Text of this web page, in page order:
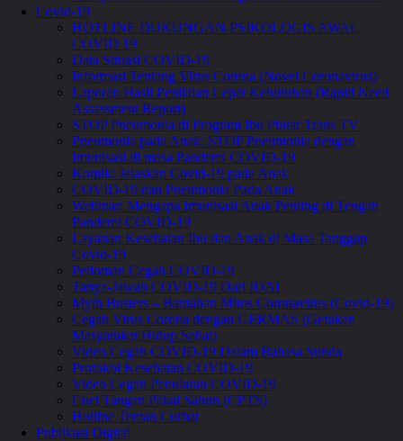
Covid-19
HOTLINE DUKUNGAN PSIKOLOGIS AWAL
COVID 19
Data Situasi COVID-19
Informasi Tentang Virus Corona (Novel Coronavirus)
Laporan Hasil Penilaian Cepat Kebutuhan (Rapid Need
Assassment Report)
STOP Pneumonia di Program Ibu Pintar Trans TV
Pneumonia pada Anak: STOP Pneumonia dengan
Imunisasi di masa Pandemi COVID-19
Komik: Jelaskan Covid-19 pada Anak
COVID-19 dan Pneumonia Pada Anak
Webinar: Mengapa Imunisasi Anak Penting di Tengah
Pandemi COVID-19
Layanan Kesehatan Ibu dan Anak di Masa Tanggap
Covid-19
Pedoman Cegah COVID-19
Tanya-Jawab COVID-19 Dari IDAI
Myth Busters – Bantahan Mitos Coronavirus (Covid-19)
Cegah Virus Corona dengan GERMAS (Gerakan
Masyarakat Hidup Sehat)
Video Cegah COVID-19 Dalam Bahasa Sunda
Protokol Kesehatan COVID-19
Video Cegah Penularan COVID-19
Cuci Tangan Pakai Sabun (CPTS)
Hotline Teman Curhat
Publikasi Digital